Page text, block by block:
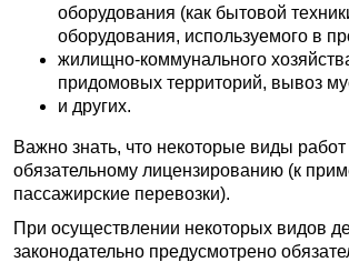
оборудования (как бытовой
оборудования, используемого в
жилищно-коммунального
придомовых территорий, вывоз
и других.
Важно знать, что некоторые виды
обязательному лицензированию (к
пассажирские перевозки).
При осуществлении некоторых видов
законодательно предусмотрено